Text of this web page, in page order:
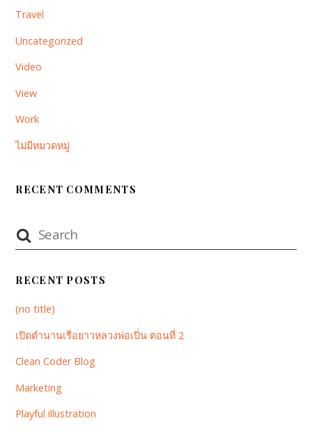
Travel
Uncategorized
Video
View
Work
ไม่มีหมวดหมู่
RECENT COMMENTS
RECENT POSTS
(no title)
เปิดตำนานเรือยาวหลวงพ่อเปิ่น ตอนที่ 2
Clean Coder Blog
Marketing
Playful illustration